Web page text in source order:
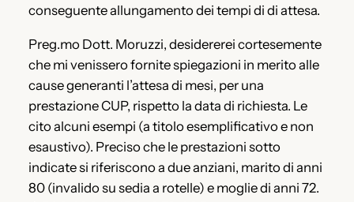
conseguente allungamento dei tempi di di attesa.
Preg.mo Dott. Moruzzi, desidererei cortesemente
che mi venissero fornite spiegazioni in merito alle
cause generanti l’attesa di mesi, per una
prestazione CUP, rispetto la data di richiesta. Le
cito alcuni esempi (a titolo esemplificativo e non
esaustivo). Preciso che le prestazioni sotto
indicate si riferiscono a due anziani, marito di anni
80 (invalido su sedia a rotelle) e moglie di anni 72.